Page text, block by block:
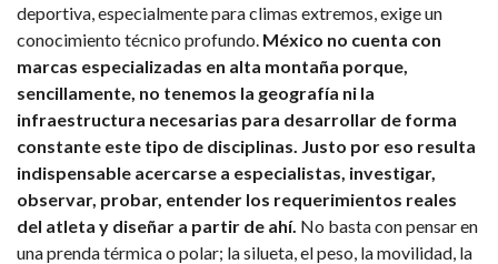
deportiva, especialmente para climas extremos, exige un
conocimiento técnico profundo. México no cuenta con
marcas especializadas en alta montaña porque,
sencillamente, no tenemos la geografía ni la
infraestructura necesarias para desarrollar de forma
constante este tipo de disciplinas. Justo por eso resulta
indispensable acercarse a especialistas, investigar,
observar, probar, entender los requerimientos reales
del atleta y diseñar a partir de ahí. No basta con pensar en
una prenda térmica o polar; la silueta, el peso, la movilidad, la